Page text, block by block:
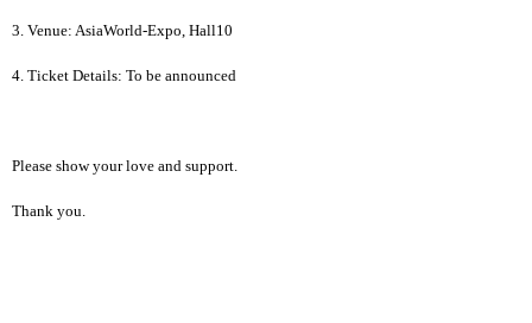
3. Venue: AsiaWorld-Expo, Hall10
4. Ticket Details: To be announced
Please show your love and support.
Thank you.